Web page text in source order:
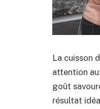
La cuisson
attention
goût
résultat